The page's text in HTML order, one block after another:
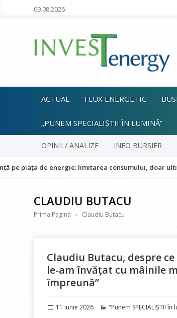
09.08.2026
ACTUAL FLUX ENERGETIC
„PUNEM SPECIALIȘTII ÎN LUMINĂ”
OPINII / ANALIZE INFO BURSIER
energie: limitarea consumului, doar ultimă
CLAUDIU BUTACU
Prima Pagina Claudiu Butacu
Claudiu Butacu, despre
le-am învățat cu mâinile
împreună”
Publicat
11 iunie 2026 Categorii
"Punem SPECIALIȘTII în